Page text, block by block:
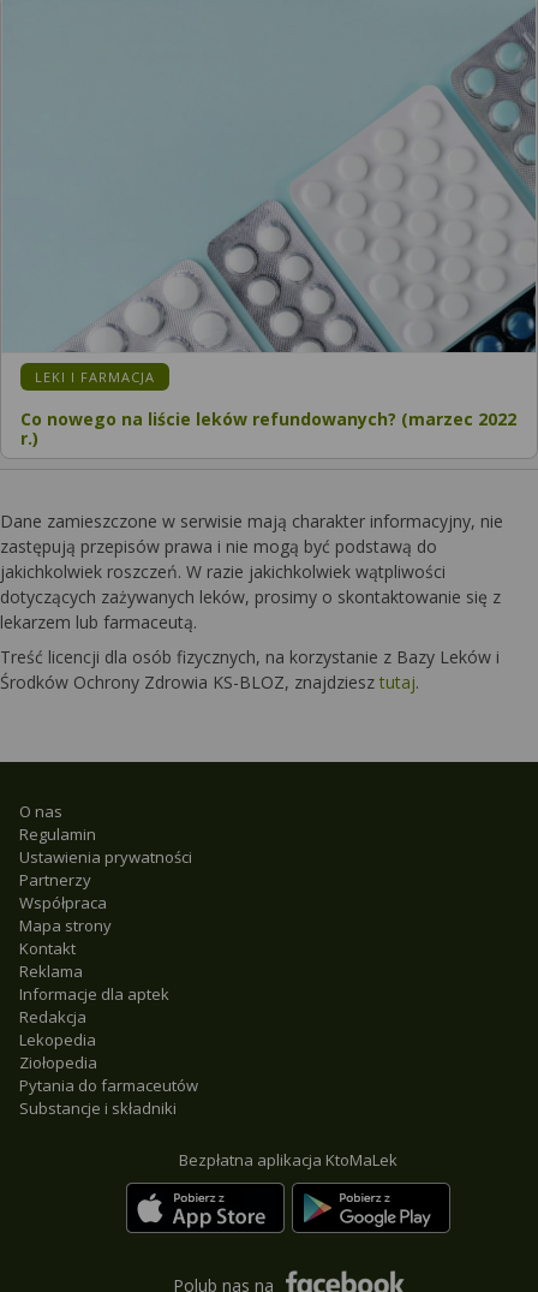
LEKI I FARMACJA
Co nowego na liście leków refundowanych? (marzec 2022
r.)
Dane zamieszczone w serwisie mają charakter informacyjny, nie
zastępują przepisów prawa i nie mogą być podstawą do
jakichkolwiek roszczeń. W razie jakichkolwiek wątpliwości
dotyczących zażywanych leków, prosimy o skontaktowanie się z
lekarzem lub farmaceutą.
Treść licencji dla osób fizycznych, na korzystanie z Bazy Leków i
Środków Ochrony Zdrowia KS-BLOZ, znajdziesz tutaj.
O nas
Regulamin
Ustawienia prywatności
Partnerzy
Współpraca
Mapa strony
Kontakt
Reklama
Informacje dla aptek
Redakcja
Lekopedia
Ziołopedia
Pytania do farmaceutów
Substancje i składniki
Bezpłatna aplikacja KtoMaLek
Polub nas na